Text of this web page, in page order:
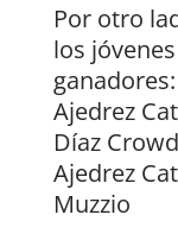
Por otro
los
ganadores:
Ajedrez
Díaz
Ajedrez
Muzzio